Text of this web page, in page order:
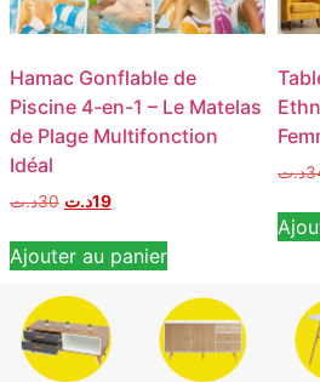
Hamac Gonflable de
Piscine 4-en-1 – Le Matelas
de Plage Multifonction
Idéal
30د.ت 19د.ت
Ajouter au panier
د.ت